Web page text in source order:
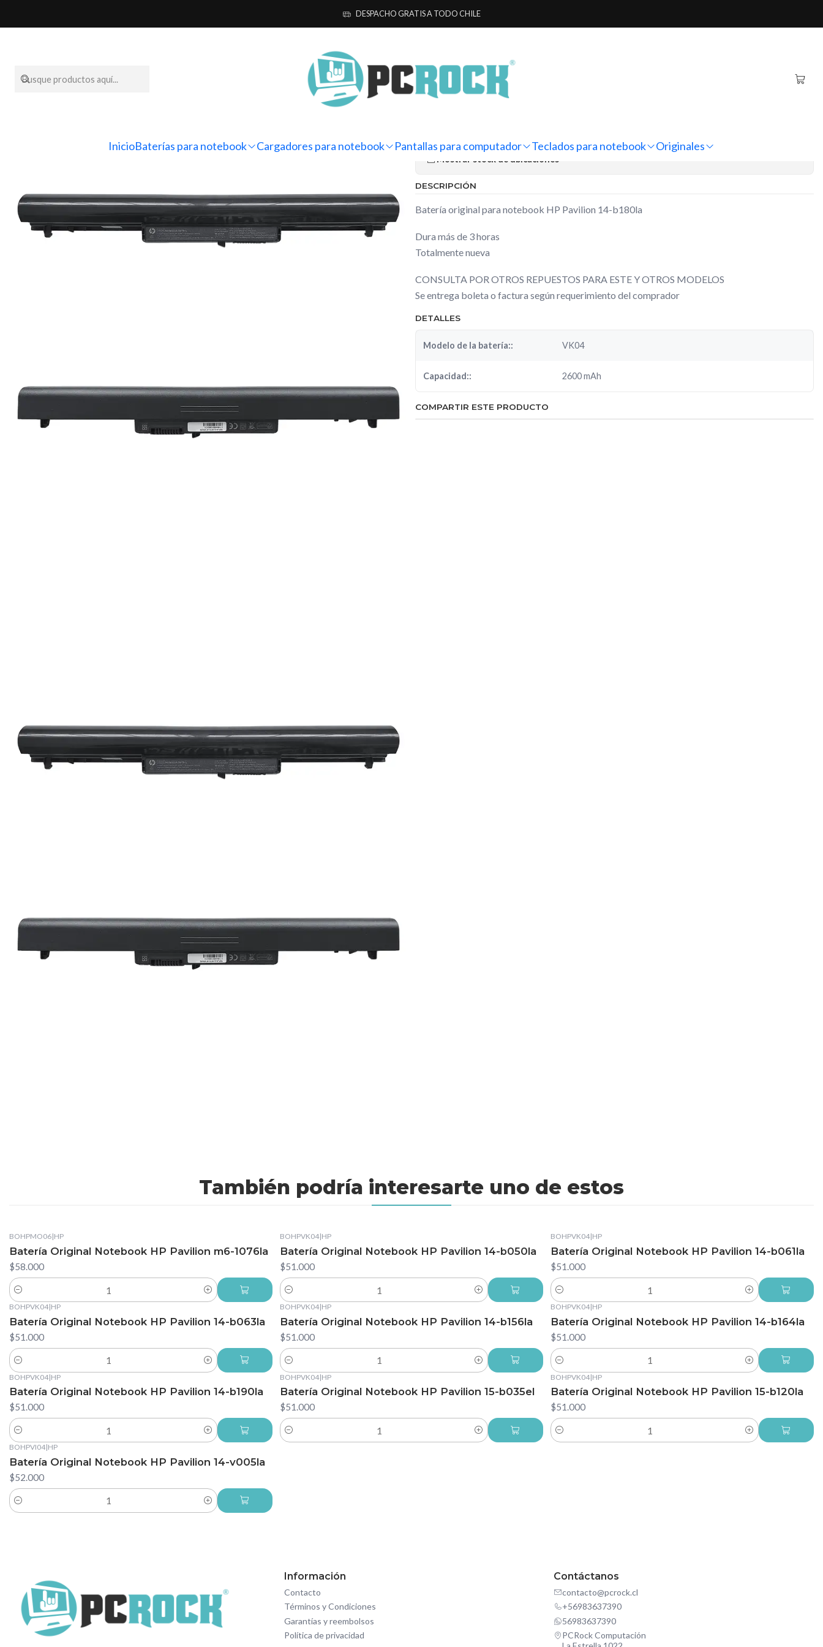
InicioBaterías para notebook Cargadores para notebook Pantallas para computador Teclados para notebook Originales
DESPACHO GRATIS A TODO CHILE
Originales HP Batería Original Notebook HP Pavilion 14-b180la
Batería Original Notebook HP Pavilion
14-b180la
Mostrar stock de ubicaciones
DESCRIPCIÓN
Batería original para notebook HP Pavilion 14-b180la
Dura más de 3 horas
Totalmente nueva
CONSULTA POR OTROS REPUESTOS PARA ESTE Y OTROS MODELOS
Se entrega boleta o factura según requerimiento del comprador
DETALLES
Modelo de la batería:: VK04
Capacidad:: 2600 mAh
COMPARTIR ESTE PRODUCTO
También podría interesarte uno de estos
BOHPMO06|HP
Batería Original Notebook HP Pavilion m6-1076la
$58.000
Cantidad
BOHPVK04|HP
Batería Original Notebook HP Pavilion 14-b050la
$51.000
Cantidad
BOHPVK04|HP
Batería Original Notebook HP Pavilion 14-b061la
$51.000
Cantidad
BOHPVK04|HP
Batería Original Notebook HP Pavilion 14-b063la
$51.000
Cantidad
BOHPVK04|HP
Batería Original Notebook HP Pavilion 14-b156la
$51.000
Cantidad
BOHPVK04|HP
Batería Original Notebook HP Pavilion 14-b164la
$51.000
Cantidad
BOHPVK04|HP
Batería Original Notebook HP Pavilion 14-b190la
$51.000
Cantidad
BOHPVK04|HP
Batería Original Notebook HP Pavilion 15-b035el
$51.000
Cantidad
BOHPVK04|HP
Batería Original Notebook HP Pavilion 15-b120la
$51.000
Cantidad
BOHPVI04|HP
Batería Original Notebook HP Pavilion 14-v005la
$52.000
Cantidad
Información
Contacto
Términos y Condiciones
Garantías y reembolsos
Política de privacidad
Contáctanos
contacto@pcrock.cl
+56983637390
56983637390
PCRock Computación